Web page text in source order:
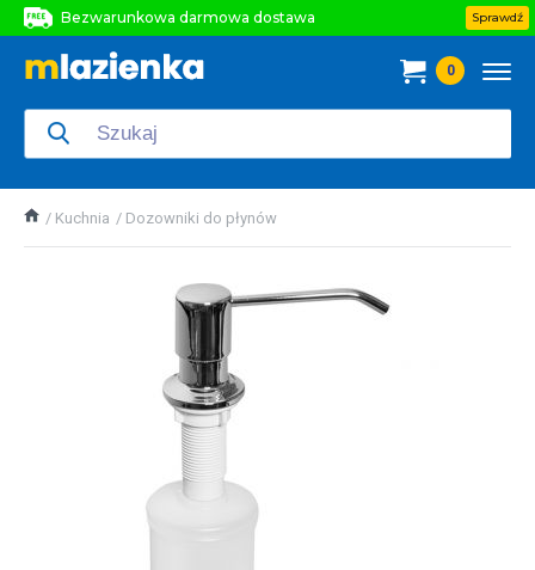
Bezwarunkowa darmowa dostawa
Bezwarunkowa darmowa dostawa
Sprawdź
0
Kuchnia Dozowniki do płynów